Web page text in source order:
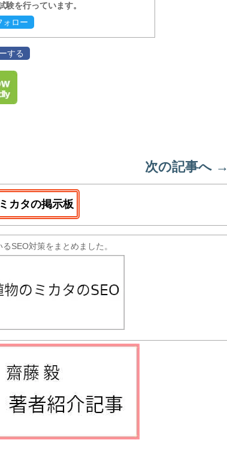
を行っています。
ォロー
する
次の記事へ →
カタの掲示板
SEO対策をまとめました。